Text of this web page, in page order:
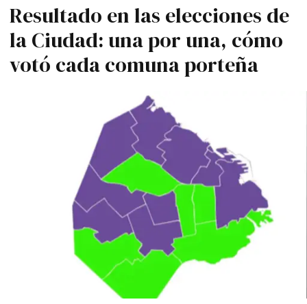
Resultado en las elecciones de
la Ciudad: una por una, cómo
votó cada comuna porteña